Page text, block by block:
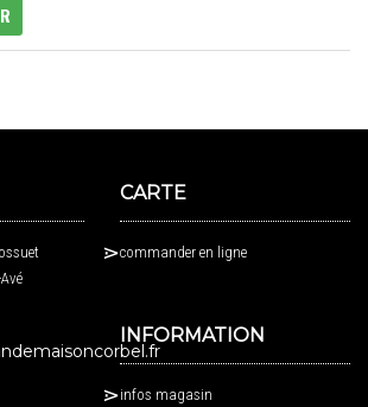
CARTE
commander en ligne
INFORMATION
infos magasin